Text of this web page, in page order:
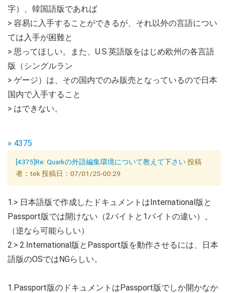
字）、韓国語版であれば
> 容易に入手することができるが、それ以外の言語につい
ては入手が困難と
> 思ってほしい。また、U.S.英語版をはじめ欧州の各言語
版（シングルラン
> ゲージ）は、その国内でのみ販売となっているので日本
国内で入手すること
> はできない。
» 4375
[4375]Re: Quarkの外語編集環境について教えて下さい投稿
者：tek 投稿日：07/01/25-00:29
1.> 日本語版で作成したドキュメントはInternational版と
Passport版では開けない（2バイトと1バイトの違い）。
（逆なら可能らしい）
2.> 2.International版とPassport版を動作させるには、日本
語版のOSではNGらしい。
1.Passport版のドキュメントはPassport版でしか開かなか